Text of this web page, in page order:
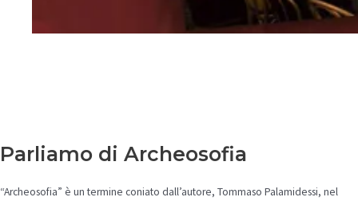
Parliamo di Archeosofia
“Archeosofia” è un termine coniato dall’autore, Tommaso Palamidessi, nel